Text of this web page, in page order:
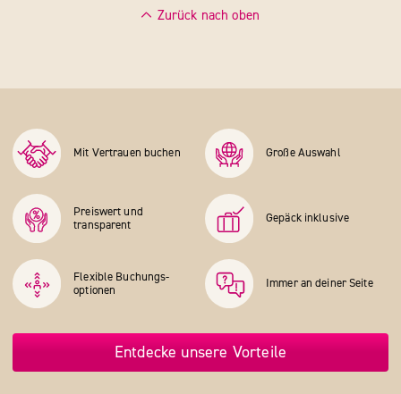
Zurück nach oben
Mit Vertrauen buchen Große Auswahl
Preiswert und
transparent
Gepäck inklusive
Flexible Buchungs­
optionen
Immer an deiner Seite
Entdecke unsere Vorteile